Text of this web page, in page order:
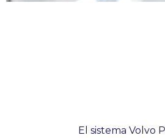
El sistema Volvo